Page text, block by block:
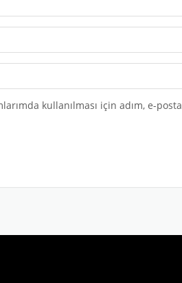
kullanılması için adım, e-